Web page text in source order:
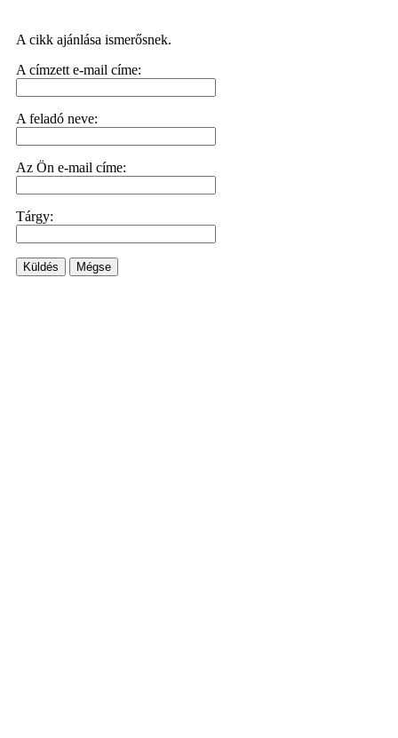
A cikk ajánlása ismerősnek.
A címzett e-mail címe:
A feladó neve:
Az Ön e-mail címe:
Tárgy:
Küldés Mégse